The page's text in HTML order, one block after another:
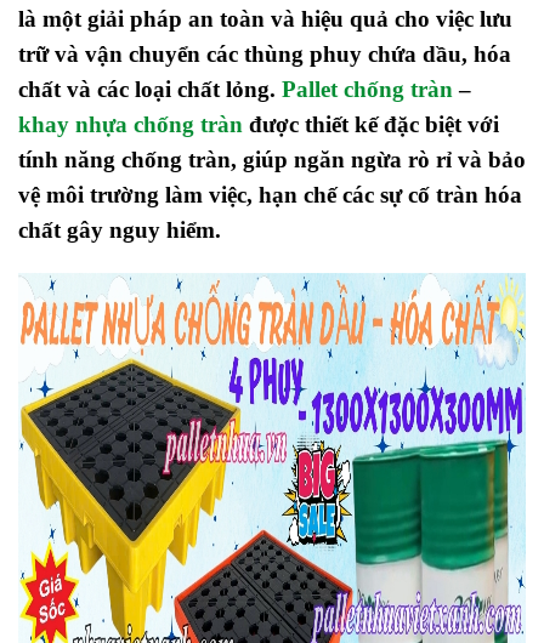
là một giải pháp an toàn và hiệu quả cho việc lưu
trữ và vận chuyển các thùng phuy chứa dầu, hóa
chất và các loại chất lỏng. Pallet chống tràn–
khay nhựa chống tràn được thiết kế đặc biệt với
tính năng chống tràn, giúp ngăn ngừa rò rỉ và bảo
vệ môi trường làm việc, hạn chế các sự cố tràn hóa
chất gây nguy hiểm.